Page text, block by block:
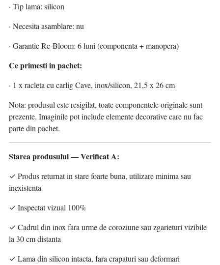
· Tip lama: silicon
· Necesita asamblare: nu
· Garantie Re-Bloom: 6 luni (componenta + manopera)
Ce primesti in pachet:
· 1 x racleta cu carlig Cave, inox/silicon, 21,5 x 26 cm
Nota: produsul este resigilat, toate componentele originale sunt
prezente. Imaginile pot include elemente decorative care nu fac
parte din pachet.
Starea produsului — Verificat A:
✓ Produs returnat in stare foarte buna, utilizare minima sau
inexistenta
✓ Inspectat vizual 100%
✓ Cadrul din inox fara urme de coroziune sau zgarieturi vizibile
la 30 cm distanta
✓ Lama din silicon intacta, fara crapaturi sau deformari